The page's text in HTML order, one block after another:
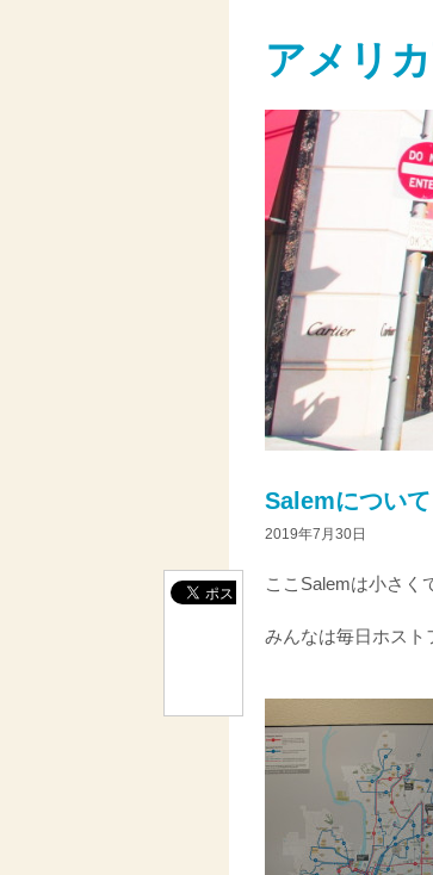
アメリ
Salemについて
2019年7月30日
ここSalemは小さく
みんなは毎日ホスト